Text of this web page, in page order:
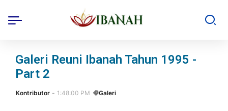
Galeri Reuni Ibanah Tahun 1995 -
Part 2
Kontributor 1:48:00 PM Galeri